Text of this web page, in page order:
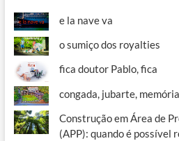
e la nave va
o sumiço dos royalties
fica doutor Pablo, fica
congada, jubarte,
Construção em Área de
(APP): quando é possível